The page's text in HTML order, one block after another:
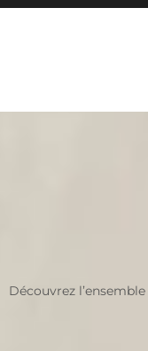
Découvrez